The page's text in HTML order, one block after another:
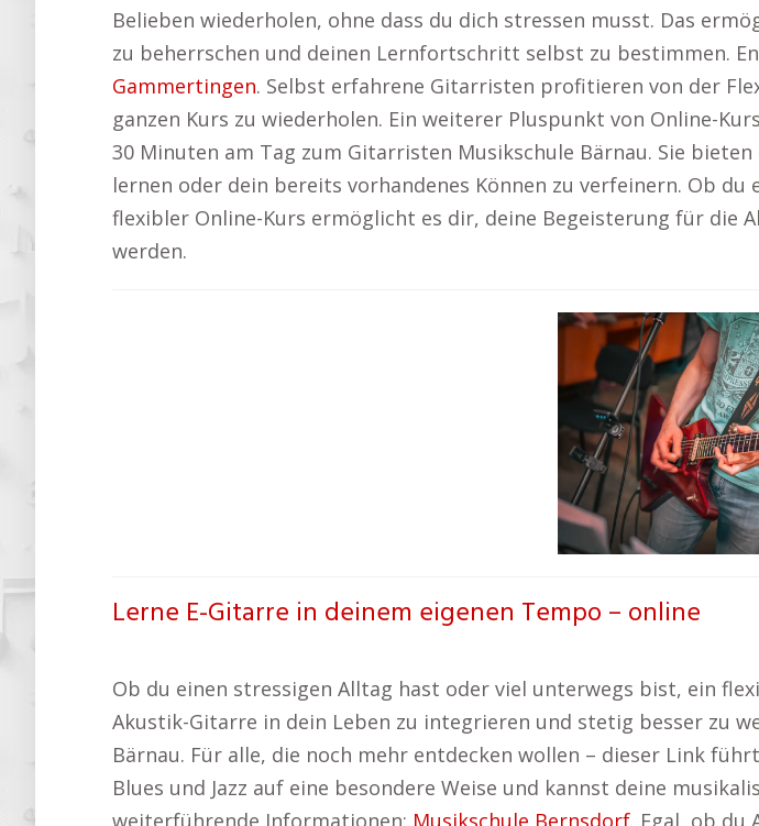
Belieben wiederholen, ohne dass du dich stressen musst. Das
zu beherrschen und deinen Lernfortschritt selbst zu bestimmen.
Gammertingen. Selbst erfahrene Gitarristen profitieren von der
ganzen Kurs zu wiederholen. Ein weiterer Pluspunkt von Online-
30 Minuten am Tag zum Gitarristen Musikschule Bärnau. Sie
lernen oder dein bereits vorhandenes Können zu verfeinern. Ob
flexibler Online-Kurs ermöglicht es dir, deine Begeisterung für die
werden.
Lerne E-Gitarre in deinem eigenen Tempo – online
Ob du einen stressigen Alltag hast oder viel unterwegs bist, ein
Akustik-Gitarre in dein Leben zu integrieren und stetig besser zu
Bärnau. Für alle, die noch mehr entdecken wollen – dieser Link
Blues und Jazz auf eine besondere Weise und kannst deine
weiterführende Informationen: Musikschule Bernsdorf. Egal, ob du